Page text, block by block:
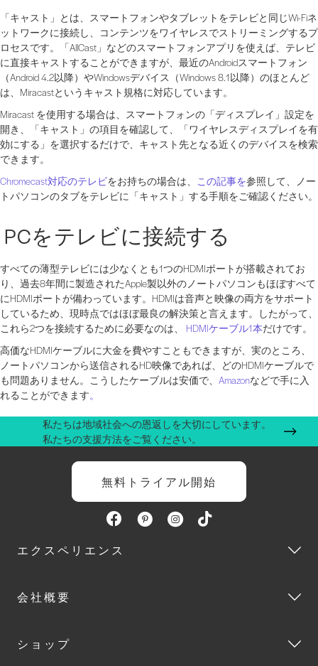
「キャスト」とは、スマートフォンやタブレットをテレビと同じWi-Fiネ
ットワークに接続し、コンテンツをワイヤレスでストリーミングするプ
ロセスです。「AllCast」などのスマートフォンアプリを使えば、テレビ
に直接キャストすることができますが、最近のAndroidスマートフォン
（Android 4.2以降）やWindowsデバイス（Windows 8.1以降）のほとんど
は、Miracastというキャスト規格に対応しています。
Miracast を使用する場合は、スマートフォンの「ディスプレイ」設定を
開き、「キャスト」の項目を確認して、「ワイヤレスディスプレイを有
効にする」を選択するだけで、キャスト先となる近くのデバイスを検索
できます。
Chromecast対応のテレビをお持ちの場合は、 この記事を参照して、ノー
トパソコンのタブをテレビに「キャスト」する手順をご確認ください。
PCをテレビに接続する
すべての薄型テレビには少なくとも1つのHDMIポートが搭載されてお
り、過去8年間に製造されたApple製以外のノートパソコンもほぼすべて
にHDMIポートが備わっています。HDMIは音声と映像の両方をサポート
しているため、現時点ではほぼ最良の解決策と言えます。したがって、
これら2つを接続するために必要なのは、
HDMIケーブル1本だけです。
高価なHDMIケーブルに大金を費やすこともできますが、実のところ、
ノートパソコンから送信されるHD映像であれば、どのHDMIケーブルで
も問題ありません。こうしたケーブルは安価で、 Amazonなどで手に入
れることができます。
私たちは地域社会への恩返しを大切にしています。
私たちの支援方法をご覧ください。
無料トライアル開始
エクスペリエンス
会社概要
ショップ